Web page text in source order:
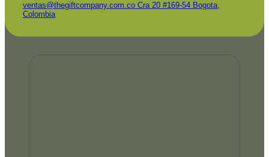
ventas@thegiftcompany.com.co Cra 20 #169-54 Bogota,
Colombia